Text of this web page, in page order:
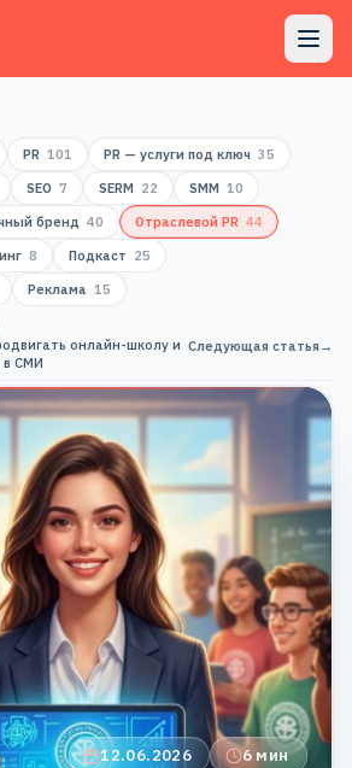
PR 101 PR — услуги под ключ 35
SEO 7 SERM 22 SMM 10
бренд 40 Отраслевой PR 44
8 Подкаст 25
Реклама 15
онлайн-школу и
в СМИ
Следующая статья→
12.06.2026 6 мин